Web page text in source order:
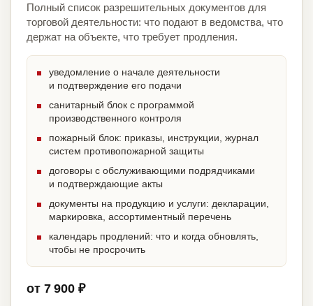
Полный список разрешительных документов для
торговой деятельности: что подают в ведомства, что
держат на объекте, что требует продления.
уведомление о начале деятельности
и подтверждение его подачи
санитарный блок с программой
производственного контроля
пожарный блок: приказы, инструкции, журнал
систем противопожарной защиты
договоры с обслуживающими подрядчиками
и подтверждающие акты
документы на продукцию и услуги: декларации,
маркировка, ассортиментный перечень
календарь продлений: что и когда обновлять,
чтобы не просрочить
от 7 900 ₽